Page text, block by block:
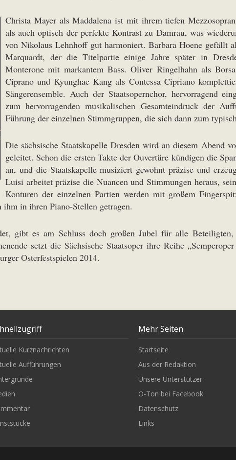
Christa Mayer als Maddalena ist mit ihrem tiefen
als auch optisch der perfekte Kontrast zu Damrau, was
von Nikolaus Lehnhoff gut harmoniert. Barbara Hoene gefällt
Marquardt, der die Titelpartie einige Jahre später in
Monterone mit markantem Bass. Oliver Ringelhahn als
Ciprano und Kyunghae Kang als Contessa Cipriano
Sängerensemble. Auch der Staatsopernchor, hervorragend
zum hervorragenden musikalischen Gesamteindruck der
Führung der einzelnen Stimmgruppen, die sich dann zum
Die sächsische Staatskapelle Dresden wird an diesem Abend
geleitet. Schon die ersten Takte der Ouvertüre kündigen die
an, und die Staatskapelle musiziert gewohnt präzise und
Luisi arbeitet präzise die Nuancen und Stimmungen heraus,
Konturen der einzelnen Partien werden mit großem
in ihren Piano-Stellen getragen.
gibt es am Schluss doch großen Jubel für alle Beteiligten,
setzt die Sächsische Staatsoper ihre Reihe
Osterfestspielen 2014.
Kurznachrichten
Aufführungen
Mehr Seiten
Startseite
Aus der Redaktion
Unsere Unterstützer
O-Ton bei Facebook
Datenschutz
Links